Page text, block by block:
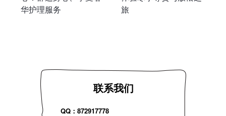
华护理服务
旅
联系我们
QQ：872917778